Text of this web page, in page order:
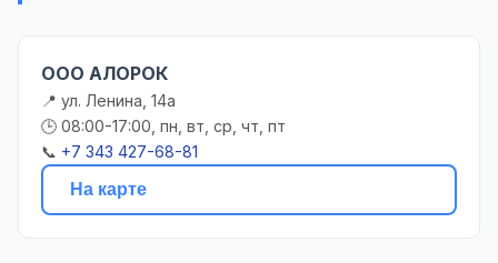
ООО АЛОРОК
📍 ул. Ленина, 14а
🕒 08:00-17:00, пн, вт, ср, чт, пт
📞 +7 343 427-68-81
На карте